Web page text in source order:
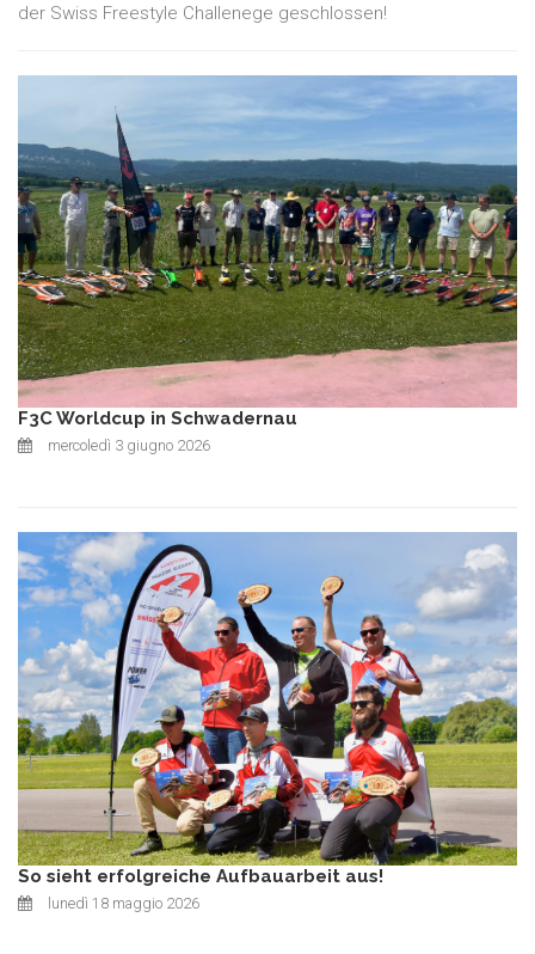
der Swiss Freestyle Challenege geschlossen!
F3C Worldcup in Schwadernau
mercoledì 3 giugno 2026
So sieht erfolgreiche Aufbauarbeit aus!
lunedì 18 maggio 2026